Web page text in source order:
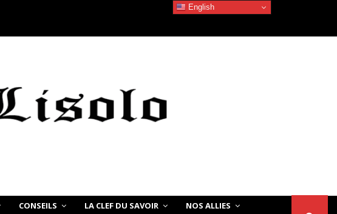
CONSEILS LA CLEF DU SAVOIR
NOS ALLIES
English